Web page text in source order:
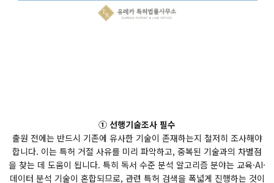
① 선행기술조사 필수
출원 전에는 반드시 기존에 유사한 기술이 존재하는지 철저히 조사해야
합니다. 이는 특허 거절 사유를 미리 파악하고, 중복된 기술과의 차별점
을 찾는 데 도움이 됩니다. 특히 독서 수준 분석 알고리즘 분야는 교육·AI·
데이터 분석 기술이 혼합되므로, 관련 특허 검색을 폭넓게 진행하는 것이